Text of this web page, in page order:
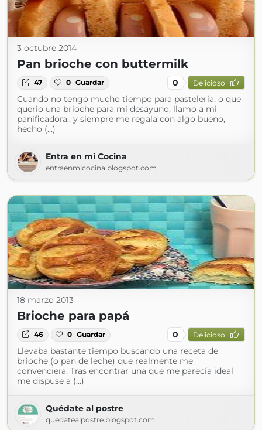
3 octubre 2014
Pan brioche con buttermilk
47 0 Guardar 0 Delicioso
Cuando no tengo mucho tiempo para pasteleria, o que
querio una brioche para mi desayuno, llamo a mi
panificadora.. y siempre me regala con algo bueno,
hecho (...)
Entra en mi Cocina
entraenmicocina.blogspot.com
18 marzo 2013
Brioche para papá
46 0 Guardar 0 Delicioso
Llevaba bastante tiempo buscando una receta de
brioche (o pan de leche) que realmente me
convenciera. Tras encontrar una que me parecía ideal
me dispuse a (...)
Quédate al postre
quedatealpostre.blogspot.com